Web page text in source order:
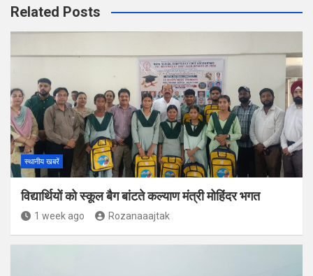
Related Posts
स्थानीय खबरें
विद्यार्थियों को स्कूल बैग बांटते कल्याण मंत्री मोहिंदर भगत
1 week ago Rozanaaajtak